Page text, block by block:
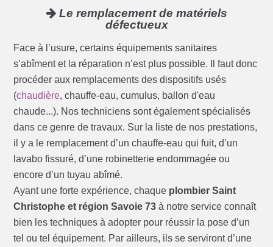
Le remplacement de matériels
défectueux
Face à l’usure, certains équipements sanitaires
s’abîment et la réparation n’est plus possible. Il faut donc
procéder aux remplacements des dispositifs usés
(chaudière, chauffe-eau, cumulus, ballon d'eau
chaude...). Nos techniciens sont également spécialisés
dans ce genre de travaux. Sur la liste de nos prestations,
il y a le remplacement d’un chauffe-eau qui fuit, d’un
lavabo fissuré, d’une robinetterie endommagée ou
encore d’un tuyau abîmé.
Ayant une forte expérience, chaque plombier Saint
Christophe et région Savoie 73 à notre service connaît
bien les techniques à adopter pour réussir la pose d’un
tel ou tel équipement. Par ailleurs, ils se serviront d’une